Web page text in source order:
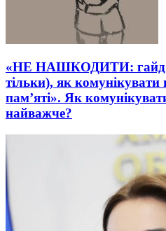
«НЕ НАШКОДИТИ: гайд
тільки), як комунікувати
пам’яті». Як
найважче?